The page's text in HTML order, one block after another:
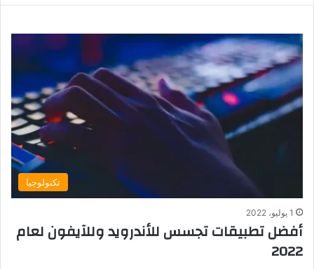
تكنولوجيا
1 يوليو، 2022
أفضل تطبيقات تجسس للأندرويد وللآيفون لعام
2022